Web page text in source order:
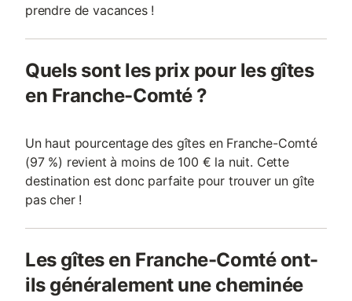
prendre de vacances !
Quels sont les prix pour les gîtes
en Franche-Comté ?
Un haut pourcentage des gîtes en Franche-Comté
(97 %) revient à moins de 100 € la nuit. Cette
destination est donc parfaite pour trouver un gîte
pas cher !
Les gîtes en Franche-Comté ont-
ils généralement une cheminée